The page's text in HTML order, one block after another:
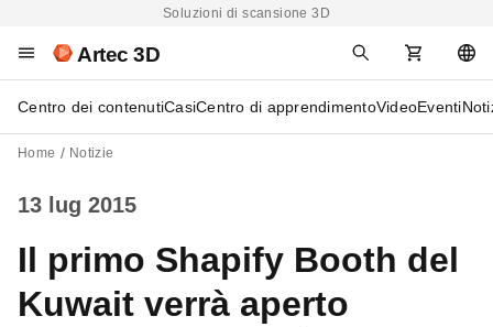
Soluzioni di scansione 3D
Artec 3D
Centro dei contenutiCasiCentro di apprendimentoVideoEventi
Home Notizie
13 lug 2015
Il primo Shapify Booth del
Kuwait verrà aperto